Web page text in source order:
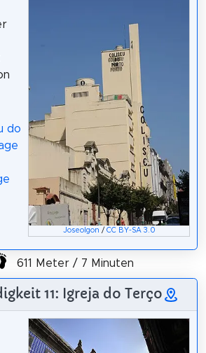
Joseolgon / CC BY-SA 3.0
do
611 Meter / 7 Minuten
11: Igreja do Terço